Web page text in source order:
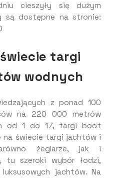
cieszyły się dużym
są dostępne na stronie:
targi
wodnych
z ponad 100
na 220 000 metrów
od 1 do 17, targi boot
na świecie targi jachtów i
żeglarze, jak i
tu szeroki wybór łodzi,
jachtów. Na